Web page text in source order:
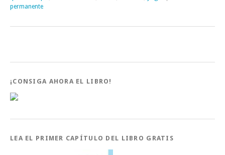
permanente
¡CONSIGA AHORA EL LIBRO!
LEA EL PRIMER CAPÍTULO DEL LIBRO GRATIS